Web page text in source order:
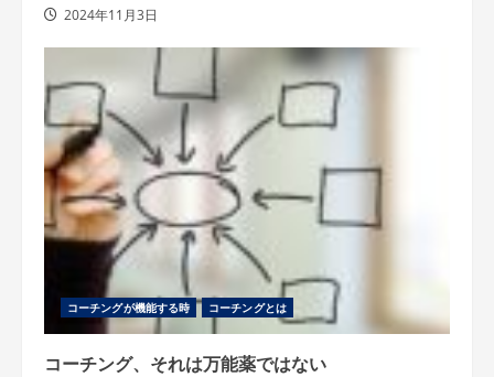
2024年11月3日
コーチングが機能する時 コーチングとは
コーチング、それは万能薬ではない